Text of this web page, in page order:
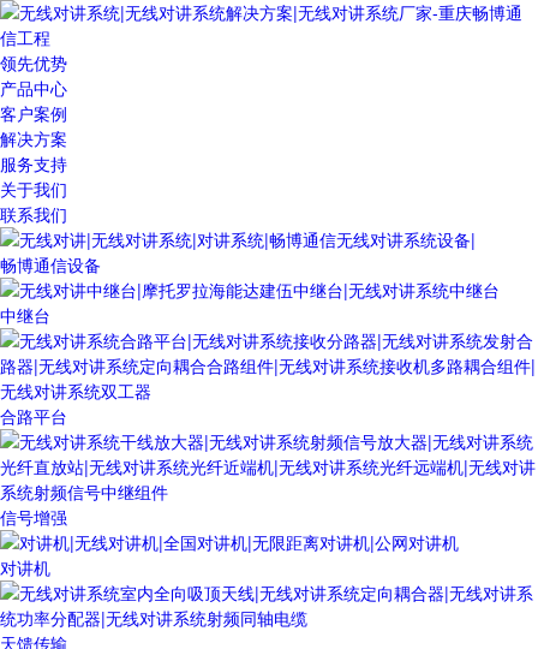
领先优势
产品中心
客户案例
解决方案
服务支持
关于我们
联系我们
畅博通信设备
中继台
合路平台
信号增强
对讲机
天馈传输